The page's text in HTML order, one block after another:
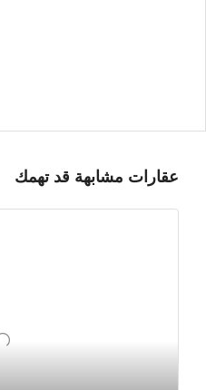
عقارات مشابهة قد تهمك